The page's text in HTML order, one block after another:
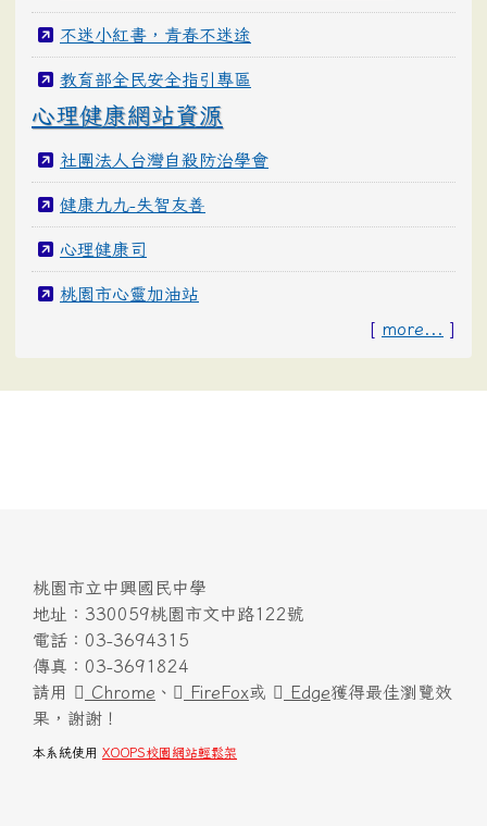
不迷小紅書，青春不迷途
教育部全民安全指引專區
心理健康網站資源
社團法人台灣自殺防治學會
健康九九-失智友善
心理健康司
桃園市心靈加油站
[ more... ]
桃園市立中興國民中學
地址：330059桃園市文中路122號
電話：03-3694315
傳真：03-3691824
請用
Chrome 、 FireFox或 Edge獲得最佳瀏覽效
果，謝謝！
本系統使用 XOOPS校園網站輕鬆架